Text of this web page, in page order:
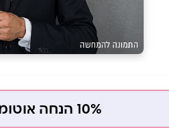
10% הנחה אוטומטית למשלמים בכרטיס המועדון